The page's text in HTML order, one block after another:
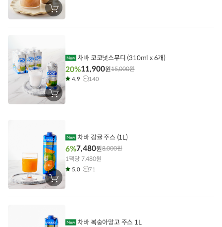
장
바
장
바
기
차바 코코넛스무디 (310ml x 6개)
20%11,900원15,000원
4.9 140
장
바
기
차바 감귤 주스 (1L)
6%7,480원8,000원
1팩당 7,480원
5.0 71
차바 복숭아망고 주스 1L